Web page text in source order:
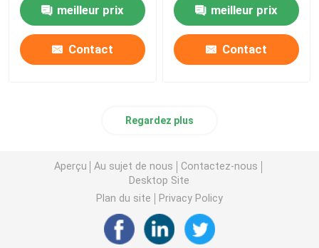
meilleur prix
Contact
meilleur prix
Contact
Regardez plus
Aperçu Au sujet de nous
Contactez-nous
Desktop Site
Plan du site
Privacy Policy